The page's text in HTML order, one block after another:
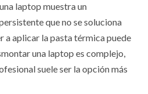
laptop muestra un
que no se soluciona
a aplicar la pasta térmica puede
una laptop es complejo,
suele ser la opción más